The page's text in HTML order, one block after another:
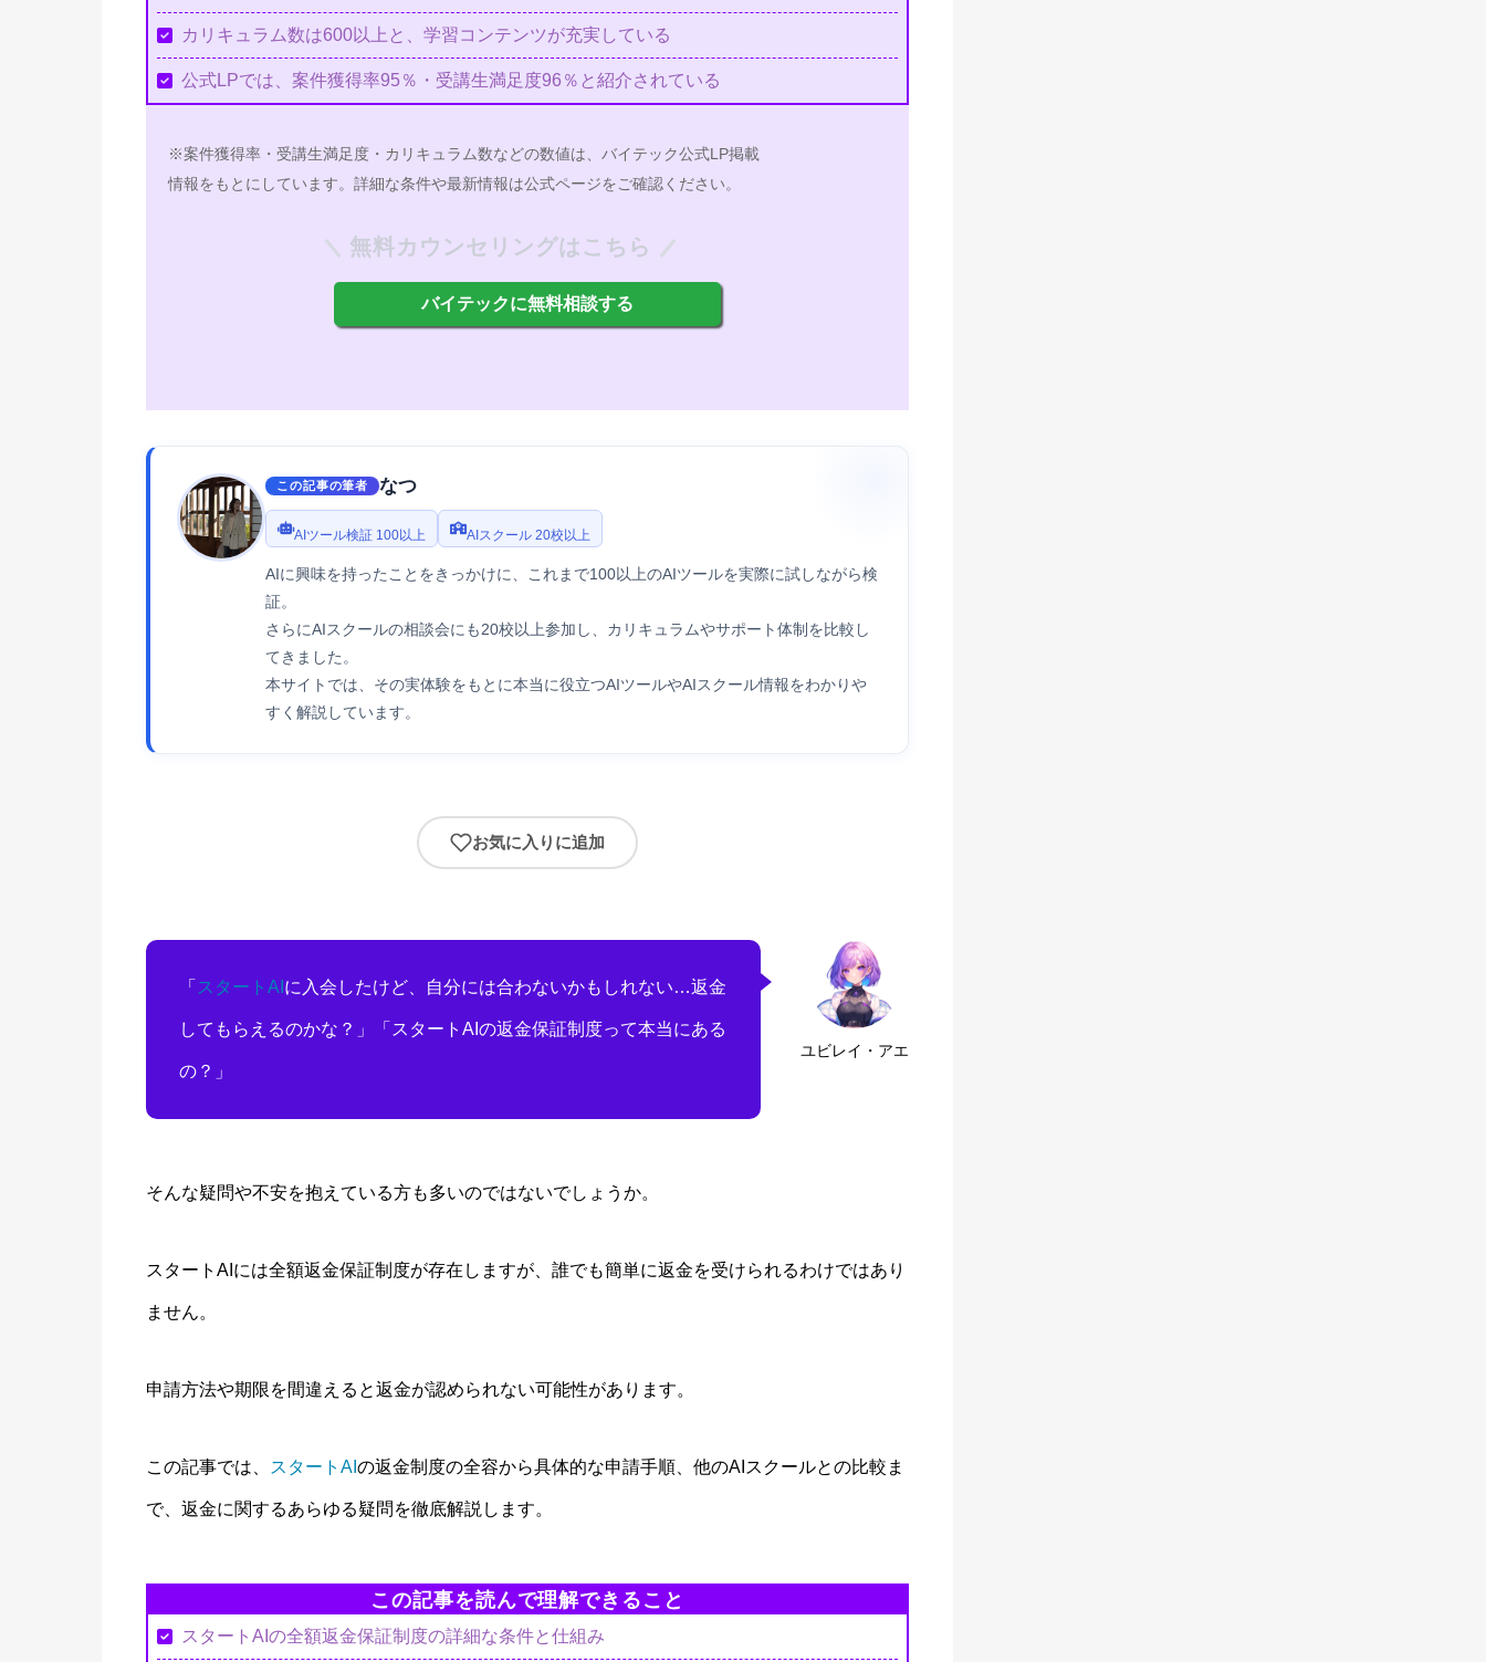
カリキュラム数は600以上と、学習コンテンツが充実している
公式LPでは、案件獲得率95％・受講生満足度96％と紹介されている
※案件獲得率・受講生満足度・カリキュラム数などの数値は、バイテック公式LP掲載
情報をもとにしています。詳細な条件や最新情報は公式ページをご確認ください。
無料カウンセリングはこちら
バイテックに無料相談する
この記事の筆者 なつ
AIツール検証 100以上 AIスクール 20校以上
AIに興味を持ったことをきっかけに、これまで100以上のAIツールを実際に試しながら検
証。
さらにAIスクールの相談会にも20校以上参加し、カリキュラムやサポート体制を比較し
てきました。
本サイトでは、その実体験をもとに本当に役立つAIツールやAIスクール情報をわかりや
すく解説しています。
お気に入りに追加
ユビレイ・アエ
「 スタートAI に入会したけど、自分には合わないかもしれない…返金
してもらえるのかな？」「スタートAIの返金保証制度って本当にある
の？」
そんな疑問や不安を抱えている方も多いのではないでしょうか。
スタートAIには全額返金保証制度が存在しますが、誰でも簡単に返金を受けられるわけではあり
ません。
申請方法や期限を間違えると返金が認められない可能性があります。
この記事では、 スタートAI の返金制度の全容から具体的な申請手順、他のAIスクールとの比較ま
で、返金に関するあらゆる疑問を徹底解説します。
この記事を読んで理解できること
スタートAIの全額返金保証制度の詳細な条件と仕組み